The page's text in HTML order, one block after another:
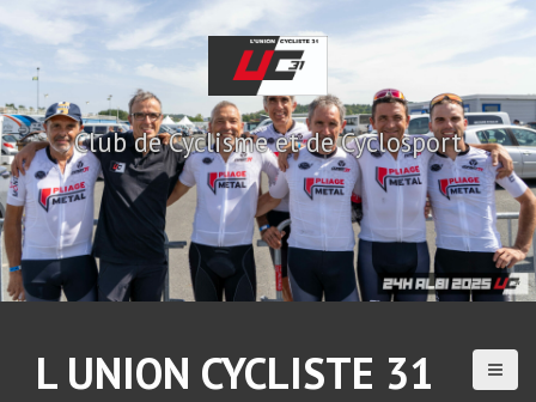
r
a
u
c
o
n
t
e
Club de Cyclisme et de Cyclosport
L UNION CYCLISTE 31